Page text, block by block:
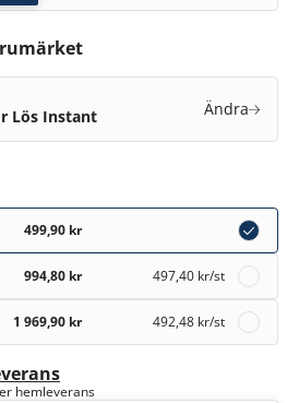
Lös Instant Ändra
499,90 kr
994,80 kr 497,40 kr/st
1 969,90 kr 492,48 kr/st
hemleverans